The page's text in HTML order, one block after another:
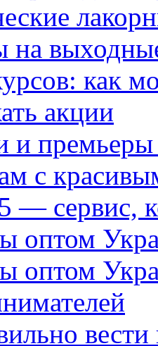
на
как
акции
и
с
— сервис,
оптом
оптом